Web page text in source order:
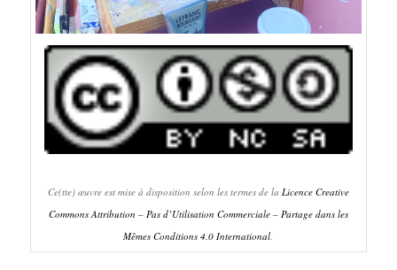
Ce(tte) œuvre est mise à disposition selon les termes de la Licence Creative
Commons Attribution – Pas d’Utilisation Commerciale – Partage dans les
Mêmes Conditions 4.0 International